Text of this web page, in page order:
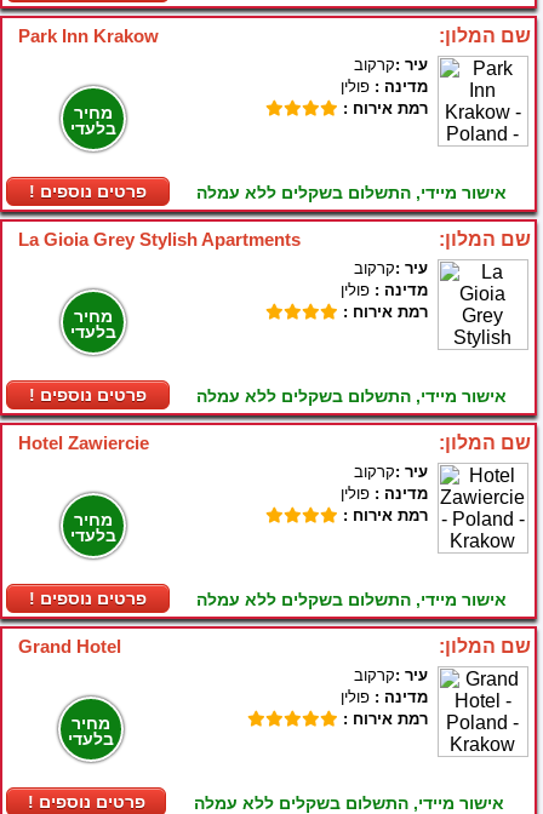
Park Inn Krakow שם המלון:
מחיר
בלעדי
! פרטים נוספים
עיר :קרקוב
מדינה : פולין
רמת אירוח :
אישור מיידי, התשלום בשקלים ללא עמלה
La Gioia Grey Stylish Apartments שם המלון:
מחיר
בלעדי
! פרטים נוספים
עיר :קרקוב
מדינה : פולין
רמת אירוח :
אישור מיידי, התשלום בשקלים ללא עמלה
Hotel Zawiercie שם המלון:
מחיר
בלעדי
! פרטים נוספים
עיר :קרקוב
מדינה : פולין
רמת אירוח :
אישור מיידי, התשלום בשקלים ללא עמלה
Grand Hotel שם המלון:
מחיר
בלעדי
! פרטים נוספים
עיר :קרקוב
מדינה : פולין
רמת אירוח :
אישור מיידי, התשלום בשקלים ללא עמלה